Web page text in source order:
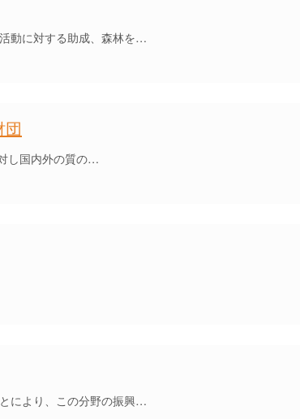
動に対する助成、森林を…
し国内外の質の…
により、この分野の振興…